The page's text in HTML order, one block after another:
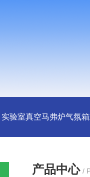
实验室真空马弗炉气氛
产品中心 /